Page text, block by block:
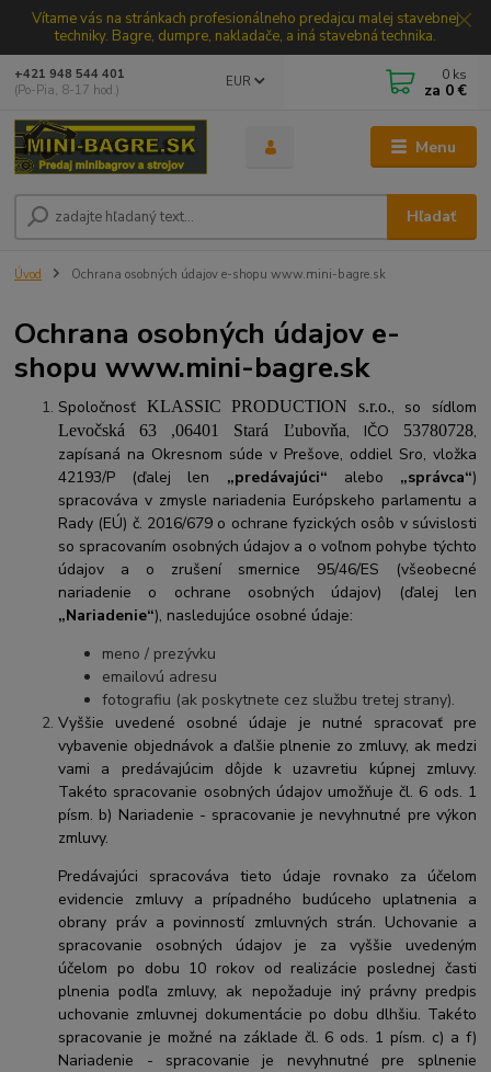
Vítame vás na stránkach profesionálneho predajcu malej stavebnej
techniky. Bagre, dumpre, nakladače, a iná stavebná technika.
Menu
EUR
Hľadať
+421 948 544 401
(Po-Pia, 8-17 hod.)
0 ks
za 0 €
Úvod Ochrana osobných údajov e-shopu www.mini-bagre.sk
Ochrana osobných údajov e-
shopu www.mini-bagre.sk
Spoločnosť KLASSIC PRODUCTION s.r.o., so sídlom
Levočská 63 ,06401 Stará Ľubovňa, IČO 53780728,
zapísaná na Okresnom súde v Prešove, oddiel Sro, vložka
42193/P (ďalej len „predávajúci“ alebo „správca“)
spracováva v zmysle nariadenia Európskeho parlamentu a
Rady (EÚ) č. 2016/679 o ochrane fyzických osôb v súvislosti
so spracovaním osobných údajov a o voľnom pohybe týchto
údajov a o zrušení smernice 95/46/ES (všeobecné
nariadenie o ochrane osobných údajov) (ďalej len
„Nariadenie“), nasledujúce osobné údaje:
meno / prezývku
emailovú adresu
fotografiu (ak poskytnete cez službu tretej strany).
Vyššie uvedené osobné údaje je nutné spracovať pre
vybavenie objednávok a ďalšie plnenie zo zmluvy, ak medzi
vami a predávajúcim dôjde k uzavretiu kúpnej zmluvy.
Takéto spracovanie osobných údajov umožňuje čl. 6 ods. 1
písm. b) Nariadenie - spracovanie je nevyhnutné pre výkon
zmluvy.
Predávajúci spracováva tieto údaje rovnako za účelom
evidencie zmluvy a prípadného budúceho uplatnenia a
obrany práv a povinností zmluvných strán. Uchovanie a
spracovanie osobných údajov je za vyššie uvedeným
účelom po dobu 10 rokov od realizácie poslednej časti
plnenia podľa zmluvy, ak nepožaduje iný právny predpis
uchovanie zmluvnej dokumentácie po dobu dlhšiu. Takéto
spracovanie je možné na základe čl. 6 ods. 1 písm. c) a f)
Nariadenie - spracovanie je nevyhnutné pre splnenie